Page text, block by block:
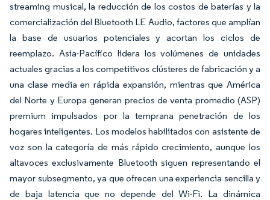
streaming musical, la reducción de los costos de baterías y la
comercialización del Bluetooth LE Audio, factores que amplían
la base de usuarios potenciales y acortan los ciclos de
reemplazo. Asia-Pacífico lidera los volúmenes de unidades
actuales gracias a los competitivos clústeres de fabricación y a
una clase media en rápida expansión, mientras que América
del Norte y Europa generan precios de venta promedio (ASP)
premium impulsados por la temprana penetración de los
hogares inteligentes. Los modelos habilitados con asistente de
voz son la categoría de más rápido crecimiento, aunque los
altavoces exclusivamente Bluetooth siguen representando el
mayor subsegmento, ya que ofrecen una experiencia sencilla y
de baja latencia que no depende del Wi-Fi. La dinámica